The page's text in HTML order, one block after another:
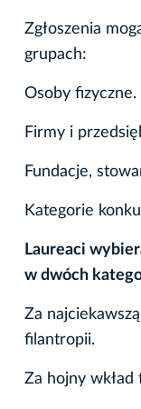
Zgłoszenia
grupach:
Osoby fizyczne.
Firmy i
Fundacje,
Kategorie
Laureaci
w dwóch
Za
filantropii.
Za hojny